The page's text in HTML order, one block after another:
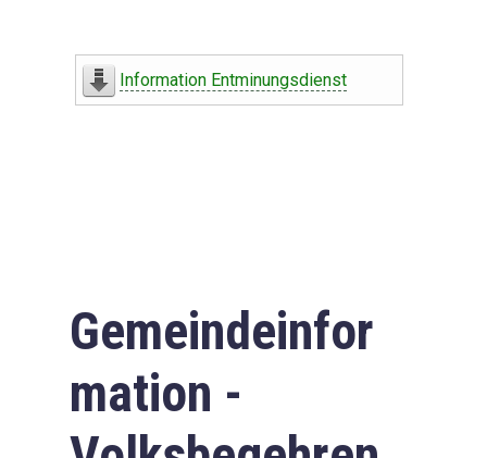
Information Entminungsdienst
Gemeindeinfor
mation -